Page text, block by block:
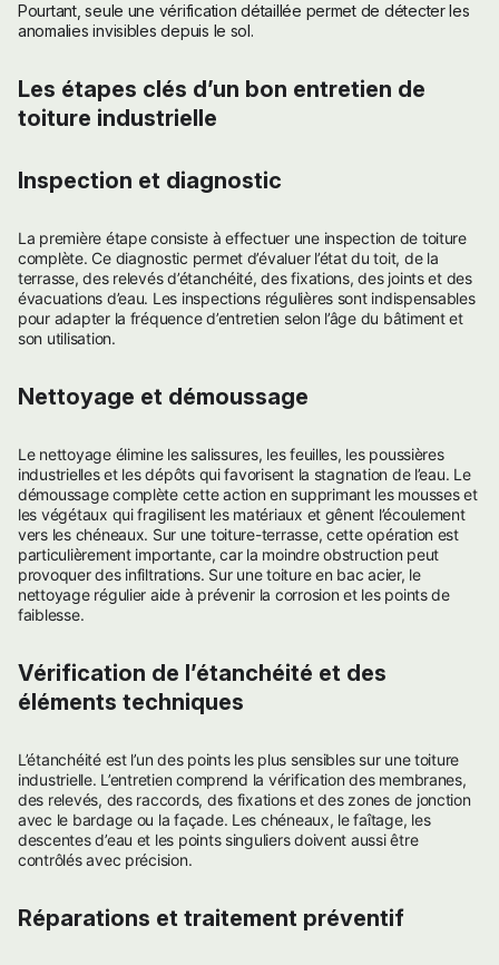
Pourtant, seule une vérification détaillée permet de détecter les
anomalies invisibles depuis le sol.
Les étapes clés d’un bon entretien de
toiture industrielle
Inspection et diagnostic
La première étape consiste à effectuer une inspection de toiture
complète. Ce diagnostic permet d’évaluer l’état du toit, de la
terrasse, des relevés d’étanchéité, des fixations, des joints et des
évacuations d’eau. Les inspections régulières sont indispensables
pour adapter la fréquence d’entretien selon l’âge du bâtiment et
son utilisation.
Nettoyage et démoussage
Le nettoyage élimine les salissures, les feuilles, les poussières
industrielles et les dépôts qui favorisent la stagnation de l’eau. Le
démoussage complète cette action en supprimant les mousses et
les végétaux qui fragilisent les matériaux et gênent l’écoulement
vers les chéneaux. Sur une toiture-terrasse, cette opération est
particulièrement importante, car la moindre obstruction peut
provoquer des infiltrations. Sur une toiture en bac acier, le
nettoyage régulier aide à prévenir la corrosion et les points de
faiblesse.
Vérification de l’étanchéité et des
éléments techniques
L’étanchéité est l’un des points les plus sensibles sur une toiture
industrielle. L’entretien comprend la vérification des membranes,
des relevés, des raccords, des fixations et des zones de jonction
avec le bardage ou la façade. Les chéneaux, le faîtage, les
descentes d’eau et les points singuliers doivent aussi être
contrôlés avec précision.
Réparations et traitement préventif